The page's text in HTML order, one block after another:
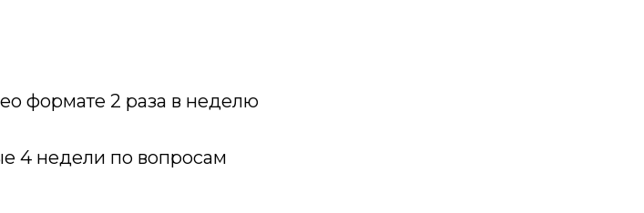
формате 2 раза в неделю
4 недели по вопросам